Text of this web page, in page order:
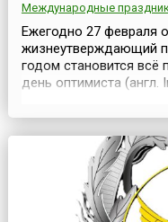
Международные
Ежегодно 27 февраля
жизнеутверждающий
годом становится
день оптимиста (англ.
актуальность сложно
конфликтов и
находить и видеть